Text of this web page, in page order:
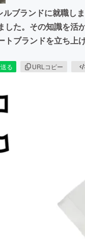
ブランドに就職し
した。その知識を活
トブランドを立ち上
る URLコピー